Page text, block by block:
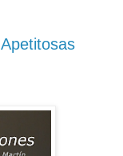
Apetitosas